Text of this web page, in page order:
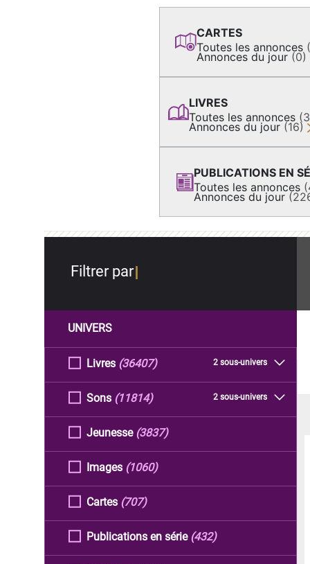
CARTES
Toutes les annonces
Annonces du jour (0)
LIVRES
Toutes les annonces
Annonces du jour (16)
PUBLICATIONS EN
Toutes les annonces
Annonces du jour
Filtrer par
UNIVERS
Livres 2 sous-univers
(36407)
Sons 2 sous-univers
(11814)
Jeunesse (3837)
Images (1060)
Cartes (707)
Publications en série (432)